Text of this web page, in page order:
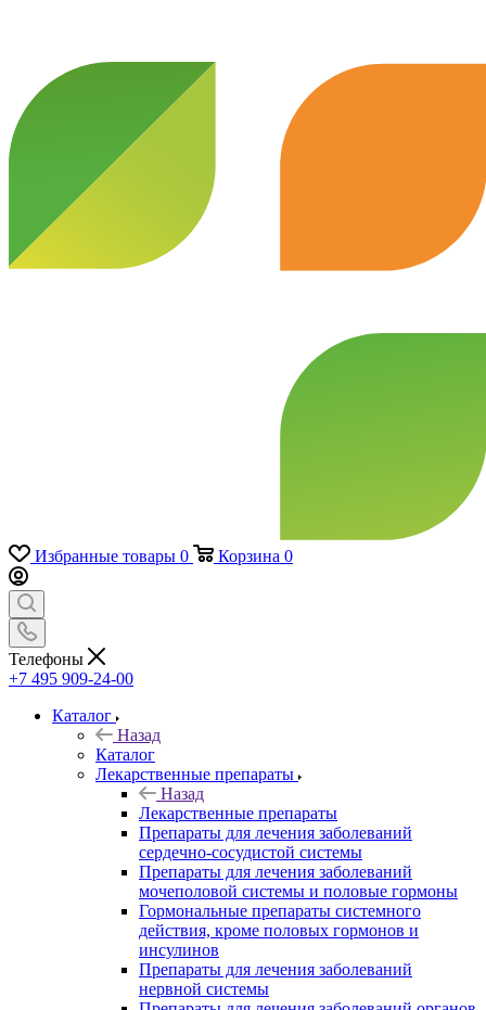
Избранные товары 0 Корзина 0
Телефоны
+7 495 909-24-00
Каталог
Назад
Каталог
Лекарственные препараты
Назад
Лекарственные препараты
Препараты для лечения заболеваний
сердечно-сосудистой системы
Препараты для лечения заболеваний
мочеполовой системы и половые гормоны
Гормональные препараты системного
действия, кроме половых гормонов и
инсулинов
Препараты для лечения заболеваний
нервной системы